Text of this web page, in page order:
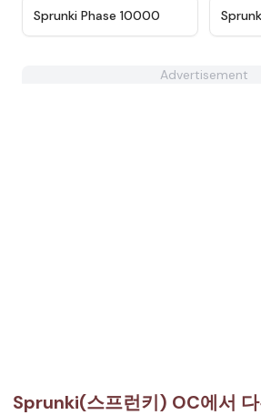
★
Sprunki Phase 10000
Advertisement
Sprunki(스프런키) OC에서